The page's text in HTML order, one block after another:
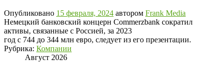
Опубликовано 15 февраля, 2024 автором Frank Media
Немецкий банковский концерн Commerzbank сократил
активы, связанные с Россией, за 2023
год с 744 до 344 млн евро, следует из его презентации.
Рубрика: Компании
Август 2026